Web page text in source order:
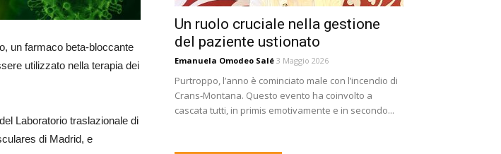
un farmaco beta-bloccante
utilizzato nella terapia dei
Laboratorio traslazionale di
di Madrid, e
Un ruolo cruciale nella gestione
del paziente ustionato
Emanuela Omodeo Salé 3 Maggio 2026
Purtroppo, l’anno è cominciato male con l’incendio di
Crans-Montana. Questo evento ha coinvolto a
cascata tutti, in primis emotivamente e in secondo...